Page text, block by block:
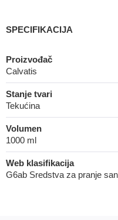
SPECIFIKACIJA
Proizvođač
Calvatis
Stanje tvari
Tekućina
Volumen
1000 ml
Web klasifikacija
G6ab Sredstva za pranje